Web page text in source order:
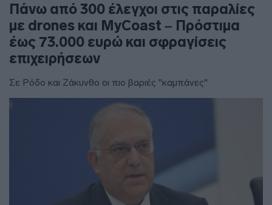
Πάνω από 300 έλεγχοι στις παραλίες
με drones και MyCoast – Πρόστιμα
έως 73.000 ευρώ και σφραγίσεις
επιχειρήσεων
Σε Ρόδο και Ζάκυνθο οι πιο βαριές "καμπάνες"